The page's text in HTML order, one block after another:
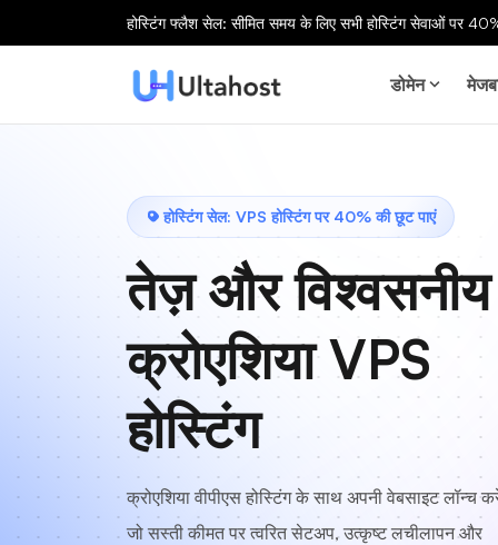
होस्टिंग फ्लैश सेल: सीमित समय के लिए सभी होस्टिंग सेवाओं पर
डोमेन
होस्टिंग सेल: VPS होस्टिंग पर 40% की छूट पाएं
तेज़ और विश्वसनीय
क्रोएशिया VPS
होस्टिंग
क्रोएशिया वीपीएस होस्टिंग के साथ अपनी वेबसाइट लॉन्च
जो सस्ती कीमत पर त्वरित सेटअप, उत्कृष्ट लचीलापन और